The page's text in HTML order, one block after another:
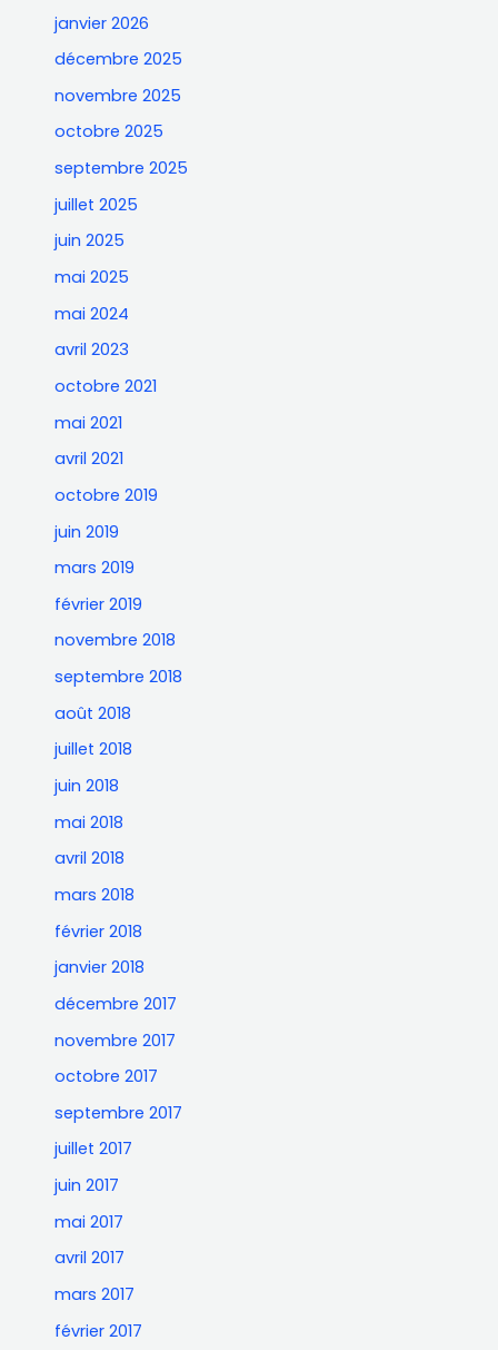
janvier 2026
décembre 2025
novembre 2025
octobre 2025
septembre 2025
juillet 2025
juin 2025
mai 2025
mai 2024
avril 2023
octobre 2021
mai 2021
avril 2021
octobre 2019
juin 2019
mars 2019
février 2019
novembre 2018
septembre 2018
août 2018
juillet 2018
juin 2018
mai 2018
avril 2018
mars 2018
février 2018
janvier 2018
décembre 2017
novembre 2017
octobre 2017
septembre 2017
juillet 2017
juin 2017
mai 2017
avril 2017
mars 2017
février 2017